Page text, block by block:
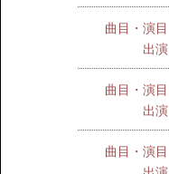
曲目・演目
出演
曲目・演目
出演
曲目・演目